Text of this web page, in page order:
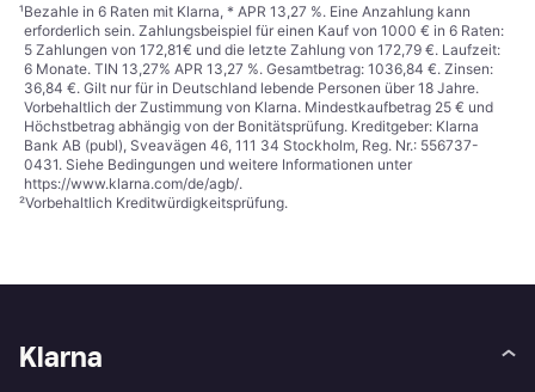
¹Bezahle in 6 Raten mit Klarna, * APR 13,27 %. Eine Anzahlung kann
erforderlich sein. Zahlungsbeispiel für einen Kauf von 1000 € in 6 Raten:
5 Zahlungen von 172,81€ und die letzte Zahlung von 172,79 €. Laufzeit:
6 Monate. TIN 13,27% APR 13,27 %. Gesamtbetrag: 1036,84 €. Zinsen:
36,84 €. Gilt nur für in Deutschland lebende Personen über 18 Jahre.
Vorbehaltlich der Zustimmung von Klarna. Mindestkaufbetrag 25 € und
Höchstbetrag abhängig von der Bonitätsprüfung. Kreditgeber: Klarna
Bank AB (publ), Sveavägen 46, 111 34 Stockholm, Reg. Nr.: 556737-
0431. Siehe Bedingungen und weitere Informationen unter
https://www.klarna.com/de/agb/.
²Vorbehaltlich Kreditwürdigkeitsprüfung.
Klarna